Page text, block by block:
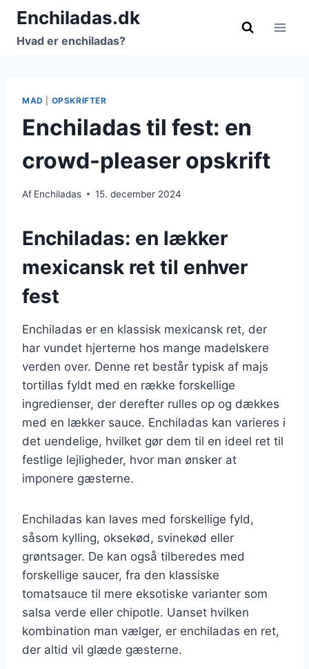
Fortsæt
indhold
Enchiladas.dk
Hvad er enchiladas?
MAD OPSKRIFTER
Enchiladas til fest: en
crowd-pleaser opskrift
Af Enchiladas 15. december 2024
Enchiladas: en lækker
mexicansk ret til enhver
fest
Enchiladas er en klassisk mexicansk ret, der
har vundet hjerterne hos mange madelskere
verden over. Denne ret består typisk af majs
tortillas fyldt med en række forskellige
ingredienser, der derefter rulles op og dækkes
med en lækker sauce. Enchiladas kan varieres i
det uendelige, hvilket gør dem til en ideel ret til
festlige lejligheder, hvor man ønsker at
imponere gæsterne.
Enchiladas kan laves med forskellige fyld,
såsom kylling, oksekød, svinekød eller
grøntsager. De kan også tilberedes med
forskellige saucer, fra den klassiske
tomatsauce til mere eksotiske varianter som
salsa verde eller chipotle. Uanset hvilken
kombination man vælger, er enchiladas en ret,
der altid vil glæde gæsterne.